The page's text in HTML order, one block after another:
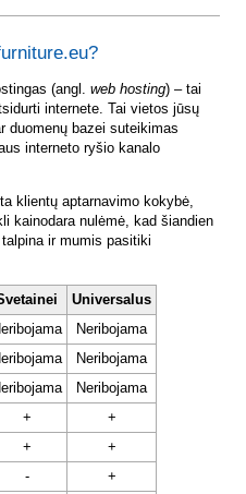
(angl. web hosting) – tai
internete. Tai vietos jūsų
duomenų bazei suteikimas
interneto ryšio kanalo
klientų aptarnavimo kokybė,
kainodara nulėmė, kad šiandien
ir mumis pasitiki
Universalus
Neribojama
Neribojama
Neribojama
+
+
+
+
-
+